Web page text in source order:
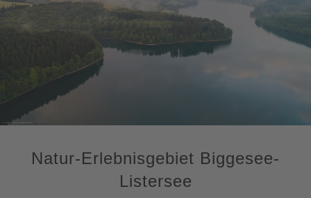
Natur-Erlebnisgebiet Biggesee-
Listersee